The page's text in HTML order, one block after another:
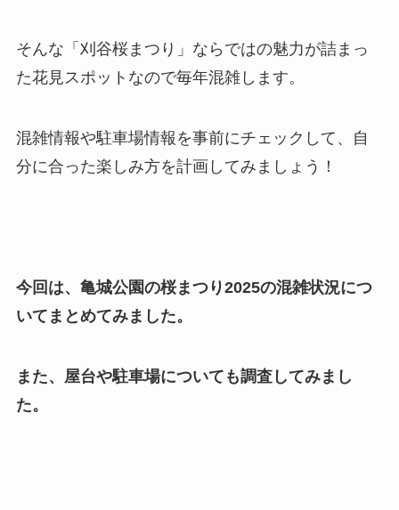
そんな「刈谷桜まつり」ならではの魅力が詰まっ
た花見スポットなので毎年混雑します。
混雑情報や駐車場情報を事前にチェックして、自
分に合った楽しみ方を計画してみましょう！
今回は、亀城公園の桜まつり2025の混雑状況につ
いてまとめてみました。
また、屋台や駐車場についても調査してみまし
た。